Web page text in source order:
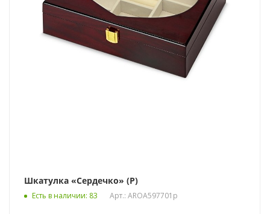
Шкатулка «Сердечко» (Р)
Есть в наличии: 83 Арт.: AROA597701p